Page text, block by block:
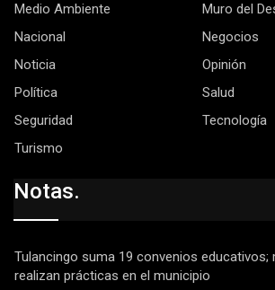
Medio Ambiente
Muro del
Nacional
Negocios
Noticia
Opinión
Política
Salud
Seguridad
Tecnología
Turismo
Notas.
Tulancingo suma 19 convenios educativos;
realizan prácticas en el municipio